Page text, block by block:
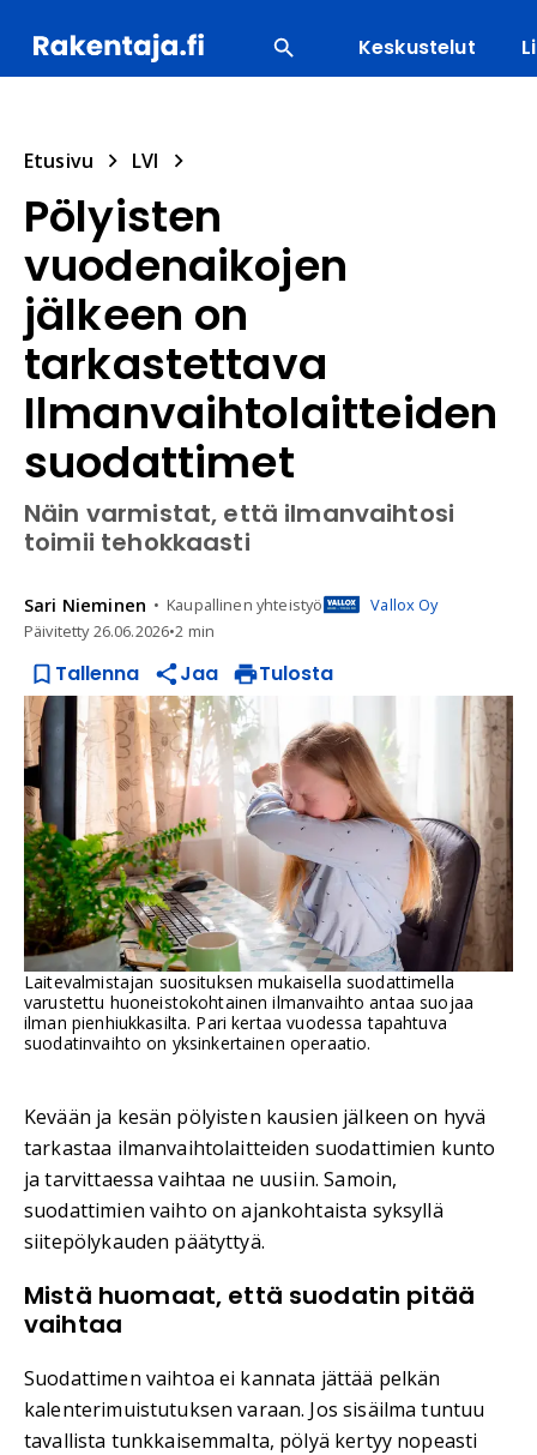
Keskustelut
Etusivu LVI
Pölyisten
vuodenaikojen
jälkeen on
tarkastettava
Ilmanvaihtolaitteiden
suodattimet
Näin varmistat, että ilmanvaihtosi
toimii tehokkaasti
Sari Nieminen Kaupallinen yhteistyö
Vallox Oy
Päivitetty26.06.2026•2 min
Tallenna Jaa Tulosta
Laitevalmistajan suosituksen mukaisella suodattimella
varustettu huoneistokohtainen ilmanvaihto antaa suojaa
ilman pienhiukkasilta. Pari kertaa vuodessa tapahtuva
suodatinvaihto on yksinkertainen operaatio.
Kevään ja kesän pölyisten kausien jälkeen on hyvä
tarkastaa ilmanvaihtolaitteiden suodattimien kunto
ja tarvittaessa vaihtaa ne uusiin. Samoin,
suodattimien vaihto on ajankohtaista syksyllä
siitepölykauden päätyttyä.
Mistä huomaat, että suodatin pitää
vaihtaa
Suodattimen vaihtoa ei kannata jättää pelkän
kalenterimuistutuksen varaan. Jos sisäilma tuntuu
tavallista tunkkaisemmalta, pölyä kertyy nopeasti